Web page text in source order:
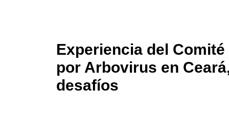
Experiencia del
por Arbovirus en
desafíos